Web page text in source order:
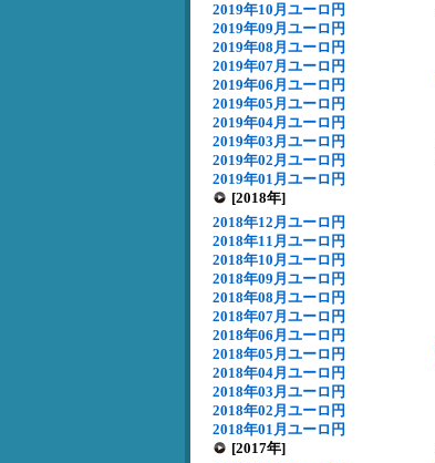
2019年10月ユーロ円
2019年09月ユーロ円
2019年08月ユーロ円
2019年07月ユーロ円
2019年06月ユーロ円
2019年05月ユーロ円
2019年04月ユーロ円
2019年03月ユーロ円
2019年02月ユーロ円
2019年01月ユーロ円
[2018年]
2018年12月ユーロ円
2018年11月ユーロ円
2018年10月ユーロ円
2018年09月ユーロ円
2018年08月ユーロ円
2018年07月ユーロ円
2018年06月ユーロ円
2018年05月ユーロ円
2018年04月ユーロ円
2018年03月ユーロ円
2018年02月ユーロ円
2018年01月ユーロ円
[2017年]